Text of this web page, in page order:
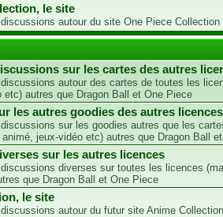
le site
autour du site One Piece Collection
sur les cartes des autres
autour des cartes de toutes les
etc) autres que Dragon Ball et One Piece
les autres goodies des autres licences
sur les goodies autres que les
jeux-vidéo etc) autres que Dragon Ball
sur les autres licences
diverses sur toutes les licences
que Dragon Ball et One Piece
le site
autour du futur site Anime Collection